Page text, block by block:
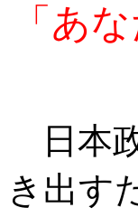
「あ
日本
き出す